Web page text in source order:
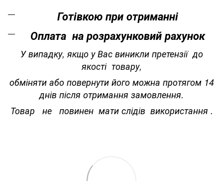
Готівкою при отриманні
Оплата на розрахунковий рахунок
У випадку, якщо у Вас виникли претензії до
якості товару,
обміняти або повернути його можна протягом 14
днів після отримання замовлення.
Товар не повинен мати слідів використання .